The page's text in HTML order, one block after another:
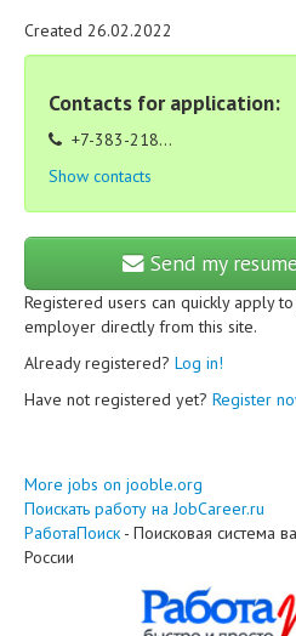
Created 26.02.2022
Contacts for application:
+7-383-218...
Show contacts
Send my
Registered users can quickly apply
employer directly from this site.
Already registered? Log in!
Have not registered yet? Register
More jobs on jooble.org
Поискать работу на JobCareer.ru
РаботаПоиск - Поисковая система
России